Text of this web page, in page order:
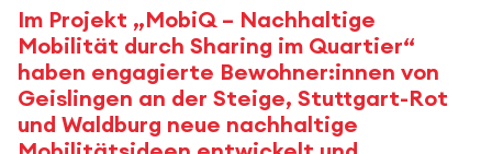
Im Projekt „MobiQ – Nachhaltige
Mobilität durch Sharing im Quartier“
haben engagierte Bewohner:innen von
Geislingen an der Steige, Stuttgart-Rot
und Waldburg neue nachhaltige